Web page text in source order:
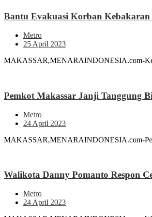
Bantu Evakuasi Korban
Metro
25 April 2023
MAKASSAR,MENARAINDONESIA.com-
Pemkot Makassar Janji Tanggung
Metro
24 April 2023
MAKASSAR,MENARAINDONESIA.com-
Walikota Danny Pomanto Respon
Metro
24 April 2023